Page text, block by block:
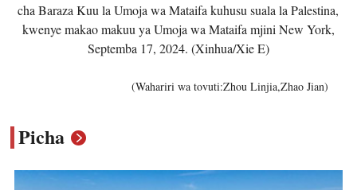
cha Baraza Kuu la Umoja wa Mataifa kuhusu suala la Palestina,
kwenye makao makuu ya Umoja wa Mataifa mjini New York,
Septemba 17, 2024. (Xinhua/Xie E)
(Wahariri wa tovuti:Zhou Linjia,Zhao Jian)
Picha